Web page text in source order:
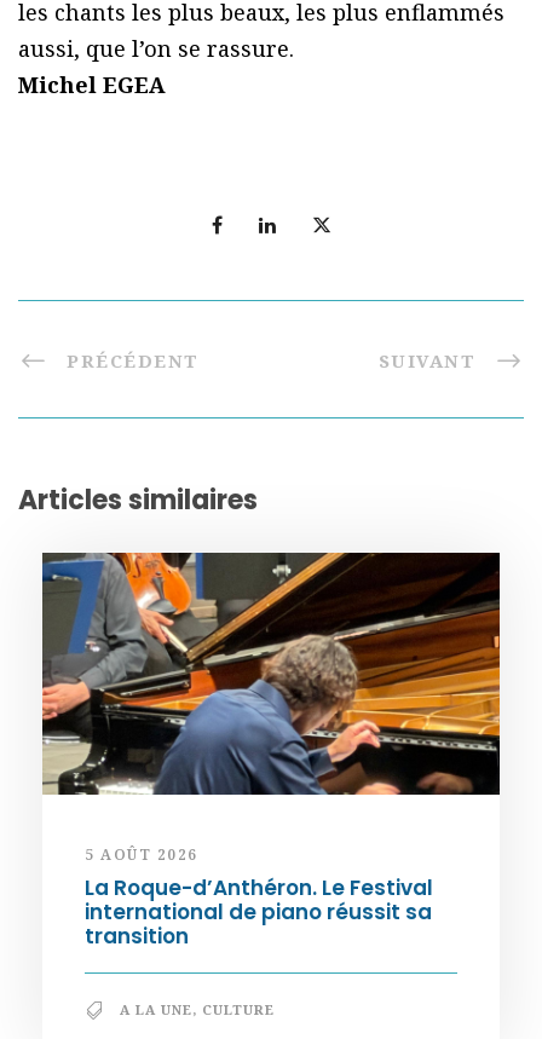
les chants les plus beaux, les plus enflammés
aussi, que l’on se rassure.
Michel EGEA
PRÉCÉDENT SUIVANT
Articles similaires
5 AOÛT 2026
La Roque-d’Anthéron. Le Festival
international de piano réussit sa
transition
A LA UNE, CULTURE